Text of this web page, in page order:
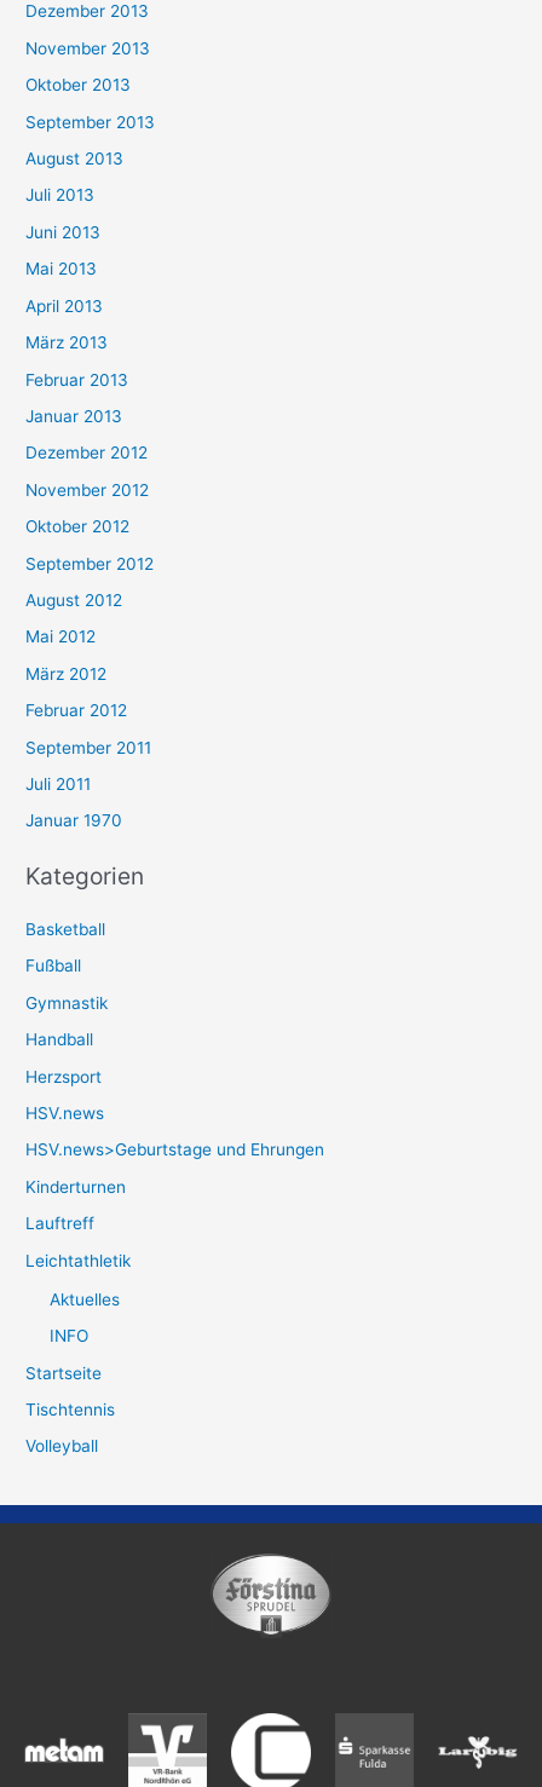
Dezember 2013
November 2013
Oktober 2013
September 2013
August 2013
Juli 2013
Juni 2013
Mai 2013
April 2013
März 2013
Februar 2013
Januar 2013
Dezember 2012
November 2012
Oktober 2012
September 2012
August 2012
Mai 2012
März 2012
Februar 2012
September 2011
Juli 2011
Januar 1970
Kategorien
Basketball
Fußball
Gymnastik
Handball
Herzsport
HSV.news
HSV.news>Geburtstage und Ehrungen
Kinderturnen
Lauftreff
Leichtathletik
Aktuelles
INFO
Startseite
Tischtennis
Volleyball